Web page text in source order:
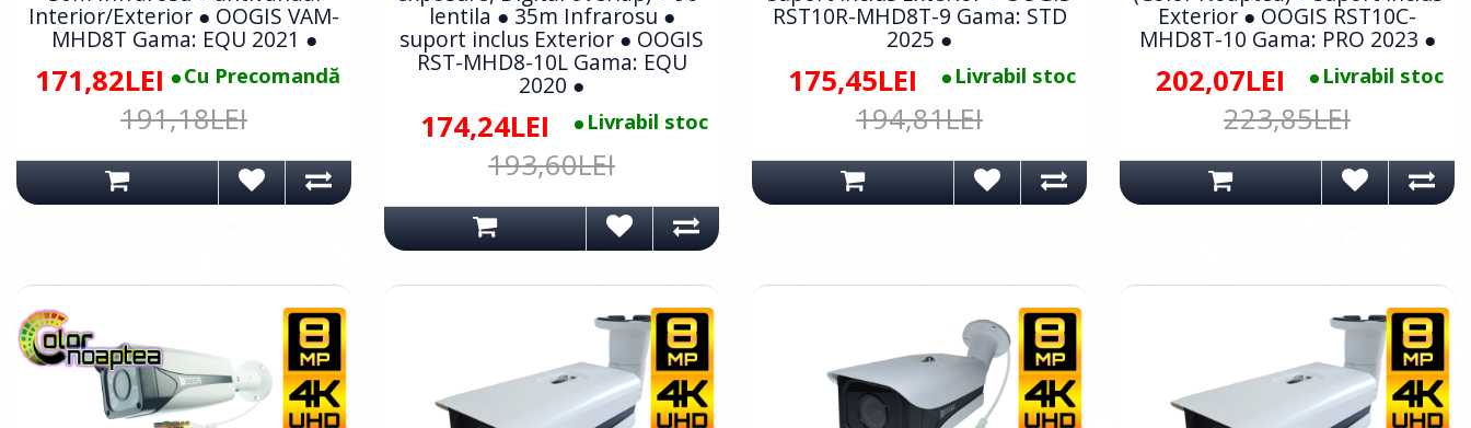
Interior/Exterior ● OOGIS VAM-
MHD8T Gama: EQU 2021 ●
Cu Precomandă
171,82LEI
191,18LEI
lentila ● 35m Infrarosu ●
suport inclus Exterior ● OOGIS
RST-MHD8-10L Gama: EQU
2020 ●
Livrabil stoc
174,24LEI
193,60LEI
RST10R-MHD8T-9 Gama: STD
2025 ●
Livrabil stoc
175,45LEI
194,81LEI
Exterior ● OOGIS RST10C-
MHD8T-10 Gama: PRO 2023 ●
Livrabil stoc
202,07LEI
223,85LEI